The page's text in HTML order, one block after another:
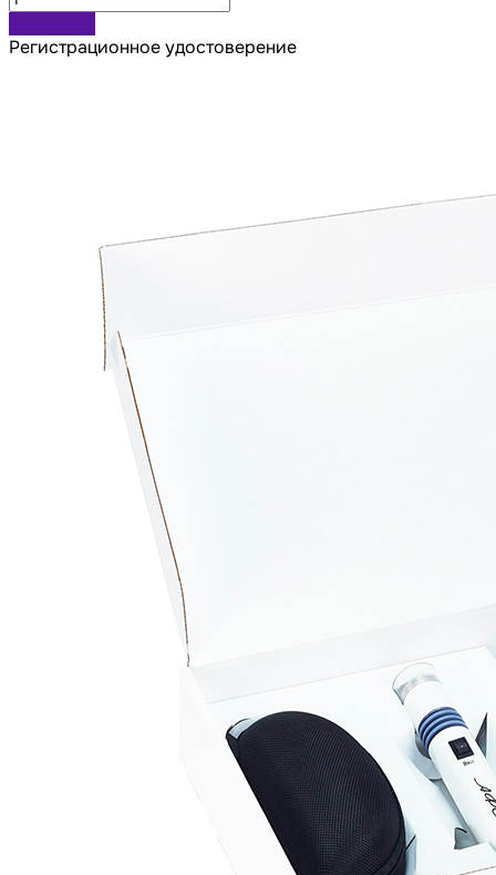
Регистрационное удостоверение